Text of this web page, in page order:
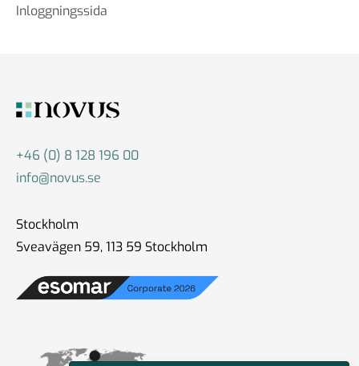
Inloggningssida
+46 (0) 8 128 196 00
info@novus.se
Stockholm
Sveavägen 59, 113 59 Stockholm